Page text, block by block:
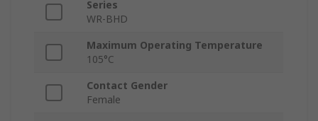
Series
WR-BHD
Maximum Operating Temperature
105°C
Contact Gender
Female